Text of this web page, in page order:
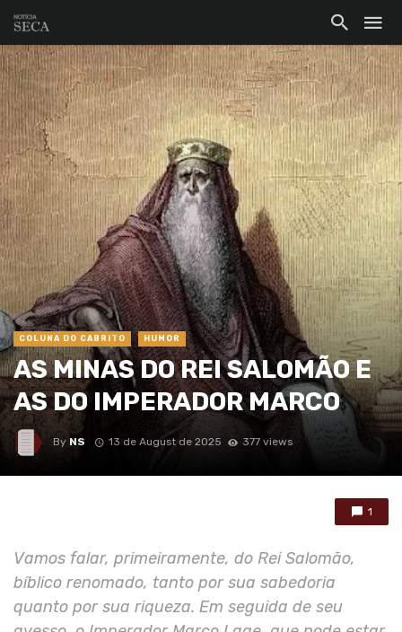
COLUNA DO CABRITO HUMOR
AS MINAS DO REI SALOMÃO E
AS DO IMPERADOR MARCO
By NS 13 de August de 2025 377 views
1
Vamos falar, primeiramente, do Rei Salomão,
bíblico renomado, tanto por sua sabedoria
quanto por sua riqueza. Em seguida de seu